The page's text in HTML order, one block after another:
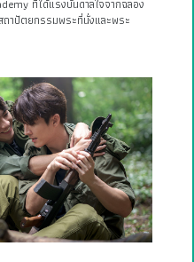
ที่ได้แรงบันดาลใจจากฉลอง
าปัตยกรรมพระที่นั่งและพระ